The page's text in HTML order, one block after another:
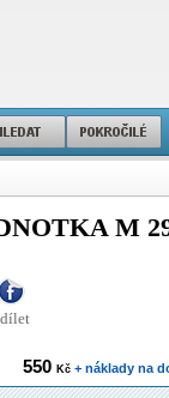
M
550Kč + náklady na